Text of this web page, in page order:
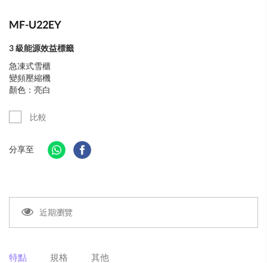
MF-U22EY
3 級能源效益標籤
急凍式雪櫃
變頻壓縮機
顏色：亮白
比較
分享至
近期瀏覽
特點 規格 其他